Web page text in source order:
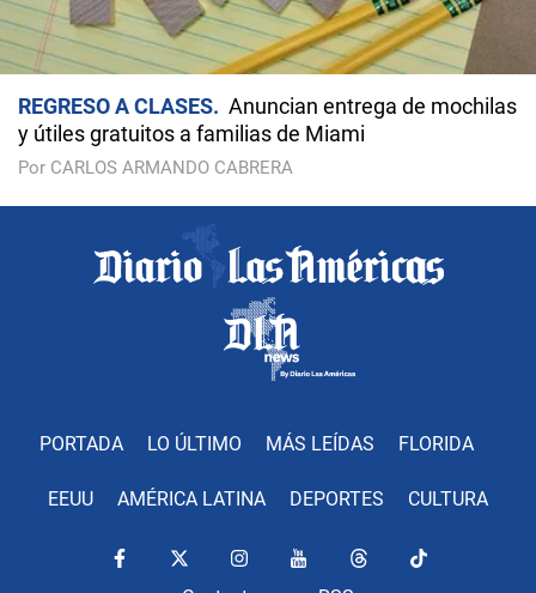
REGRESO A CLASES
Anuncian entrega de mochilas
y útiles gratuitos a familias de Miami
Por CARLOS ARMANDO CABRERA
PORTADA LO ÚLTIMO MÁS LEÍDAS FLORIDA
EEUU AMÉRICA LATINA DEPORTES CULTURA